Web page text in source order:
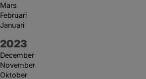
Mars
Februari
Januari
År:
2023
December
November
Oktober